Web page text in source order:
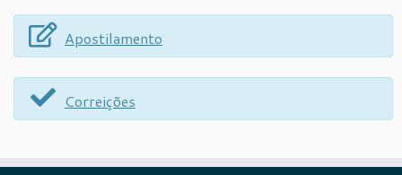
Apostilamento
Correições